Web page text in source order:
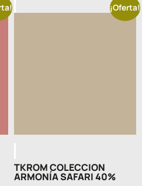
¡Oferta!
TKROM COLECCION
ARMONÍA SAFARI 40%